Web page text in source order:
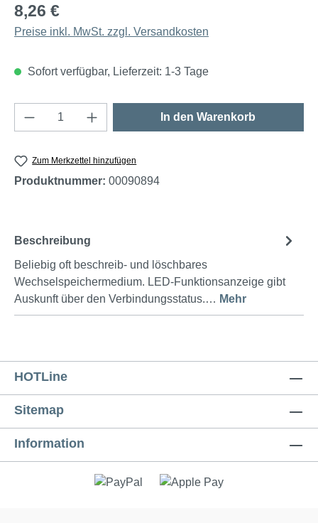
8,26 €
Preise inkl. MwSt. zzgl. Versandkosten
Sofort verfügbar, Lieferzeit: 1-3 Tage
Produkt Anzahl: Gib den gewünschten
In den Warenkorb
Zum Merkzettel hinzufügen
Produktnummer: 00090894
Beschreibung
Beliebig oft beschreib- und löschbares
Wechselspeichermedium. LED-Funktionsanzeige gibt
Auskunft über den Verbindungsstatus.… Mehr
HOTLine
Sitemap
Information